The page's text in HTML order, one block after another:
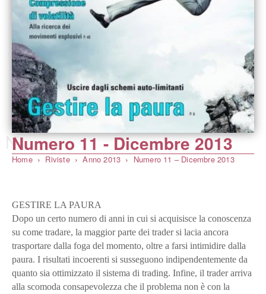
Numero 11 - Dicembre 2013
N
Home Riviste Anno 2013 Numero 11 – Dicembre 2013
GESTIRE LA PAURA
Dopo un certo numero di anni in cui si acquisisce la conoscenza
su come tradare, la maggior parte dei trader si lacia ancora
trasportare dalla foga del momento, oltre a farsi intimidire dalla
paura. I risultati incoerenti si susseguono indipendentemente da
quanto sia ottimizzato il sistema di trading. Infine, il trader arriva
alla scomoda consapevolezza che il problema non è con la